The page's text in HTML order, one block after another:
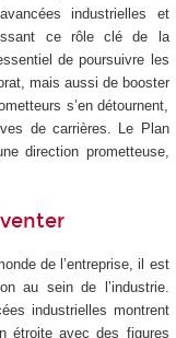
industrielles et
ce rôle clé de la
de poursuivre les
mais aussi de booster
s’en détournent,
de carrières. Le Plan
direction prometteuse,
de l’entreprise, il est
au sein de l’industrie.
industrielles montrent
étroite avec des figures